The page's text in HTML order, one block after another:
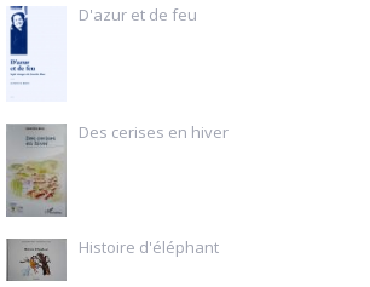
D'azur et de feu
Des cerises en hiver
Histoire d'éléphant